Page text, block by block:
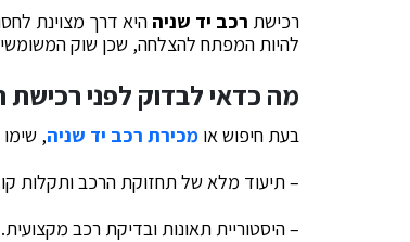
רכישת רכב יד שניה היא דרך מצוינת
להיות המפתח להצלחה, שכן שוק
מה כדאי לבדוק לפני רכישת
בעת חיפוש או מכירת רכב יד שניה,
– תיעוד מלא של תחזוקת הרכב ותקלות
– היסטוריית תאונות ובדיקת רכב מקצועית.